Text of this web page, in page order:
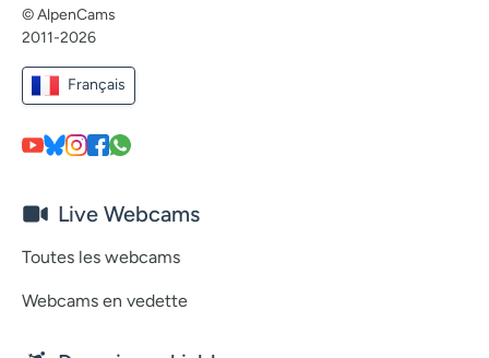
© AlpenCams
2011-2026
Français
Live Webcams
Toutes les webcams
Webcams en vedette